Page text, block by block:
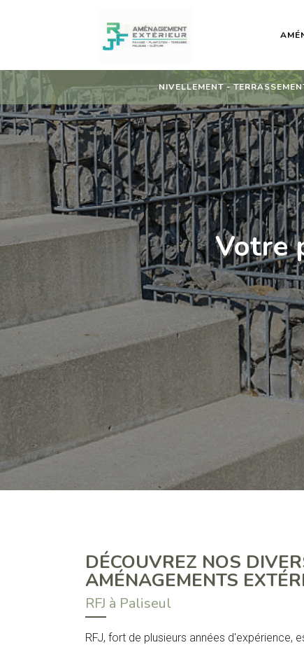
NIVELLEMENT -
Votre
DÉCOUVREZ NOS
AMÉNAGEMENTS
RFJ à Paliseul
RFJ, fort de plusieurs années d'expérience,